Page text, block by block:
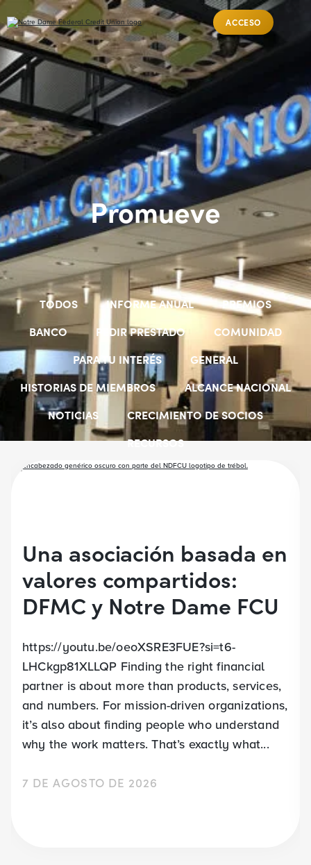
ACCESO
Promueve
TODOS INFORME ANUAL
PREMIOS
BANCO
PEDIR PRESTADO
COMUNIDAD
PARA TU INTERÉS
GENERAL
HISTORIAS DE MIEMBROS
ALCANCE NACIONAL
NOTICIAS
CRECIMIENTO DE SOCIOS
RECURSOS
SELECCIONAR GRUPOS DE EMPLEADORES
Una asociación basada en
valores compartidos:
DFMC y Notre Dame FCU
https://youtu.be/oeoXSRE3FUE?si=t6-
LHCkgp81XLLQP Finding the right financial
partner is about more than products, services,
and numbers. For mission-driven organizations,
it’s also about finding people who understand
why the work matters. That’s exactly what...
7 DE AGOSTO DE 2026